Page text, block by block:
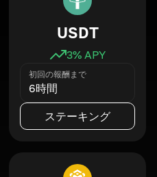
USDT
3% APY
初回の報酬まで
6時間
ステーキング